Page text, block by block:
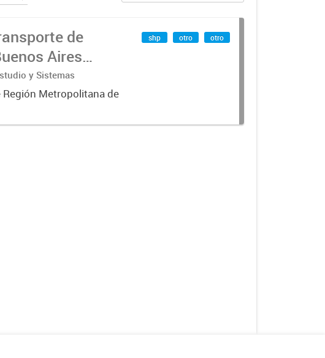
de
Aires
y Sistemas
Metropolitana de
shp otro otro